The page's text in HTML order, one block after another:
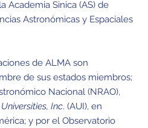
Academia Sinica (AS) de
Astronómicas y Espaciales
de ALMA son
de sus estados miembros;
Nacional (NRAO),
Inc. (AUI), en
y por el Observatorio